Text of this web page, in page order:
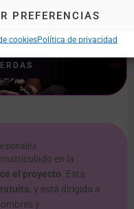
PREFERENCIAS
cookiesPolítica de privacidad
el Teatro Cuarta Pared
en la
el proyecto . Esta
, y está dirigida a
y